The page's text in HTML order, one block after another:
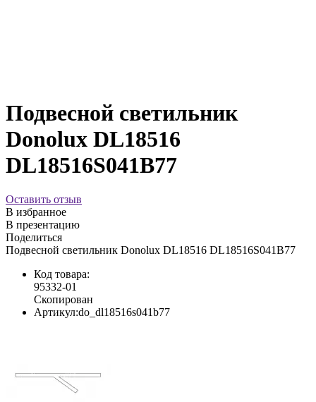
Подвесной светильник
Donolux DL18516
DL18516S041B77
Оставить отзыв
В избранное
В презентацию
Поделиться
Подвесной светильник Donolux DL18516 DL18516S041B77
Код товара:
95332-01
Скопирован
Артикул:do_dl18516s041b77